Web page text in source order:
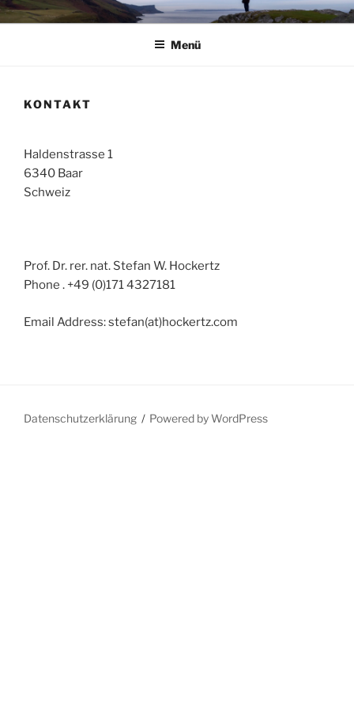
Zum
InhaltRUHE – KRAFT – STÄRKE
Ruhe – Kraft – Stärke
Menü
KONTAKT
Haldenstrasse 1
6340 Baar
Schweiz
Prof. Dr. rer. nat. Stefan W. Hockertz
Phone . +49 (0)171 4327181
Email Address: stefan(at)hockertz.com
Datenschutzerklärung Powered by WordPress